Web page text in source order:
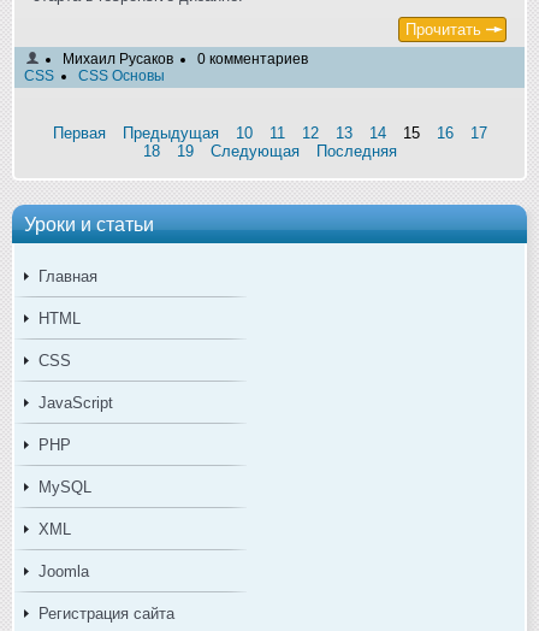
Уроки и статьи
Главная
HTML
CSS
JavaScript
PHP
MySQL
XML
Joomla
Регистрация сайта
Прочитать
Михаил Русаков
0 комментариев
CSS
CSS Основы
Первая Предыдущая 10 11 12 13 14 15 16
17
18
19 Следующая Последняя